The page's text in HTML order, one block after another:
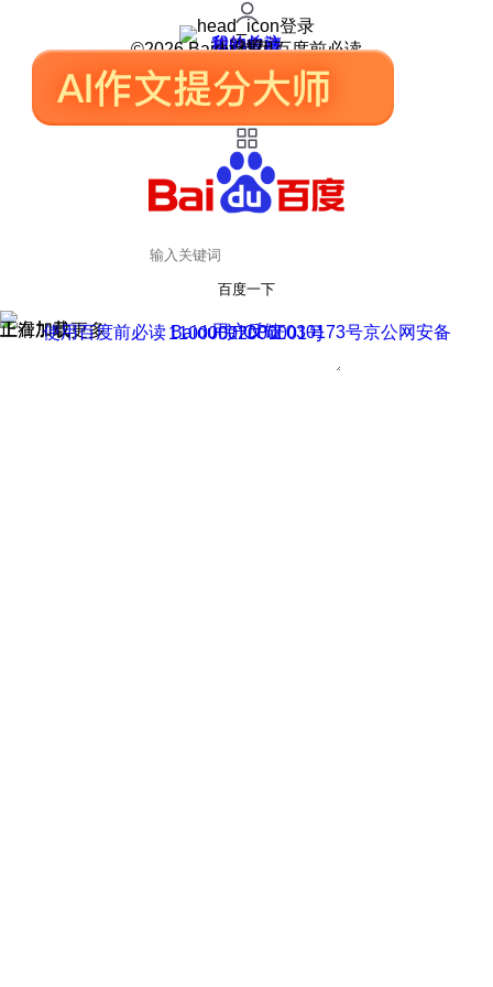
登录
我的关注
我的收藏
皮肤中心
用户反馈
设置
©2026 Baidu 使用百度前必读
百度一下
正在加载
上滑加载更多 用户反馈
使用百度前必读 Baidu 京ICP证030173号
京公网安备11000002000001号